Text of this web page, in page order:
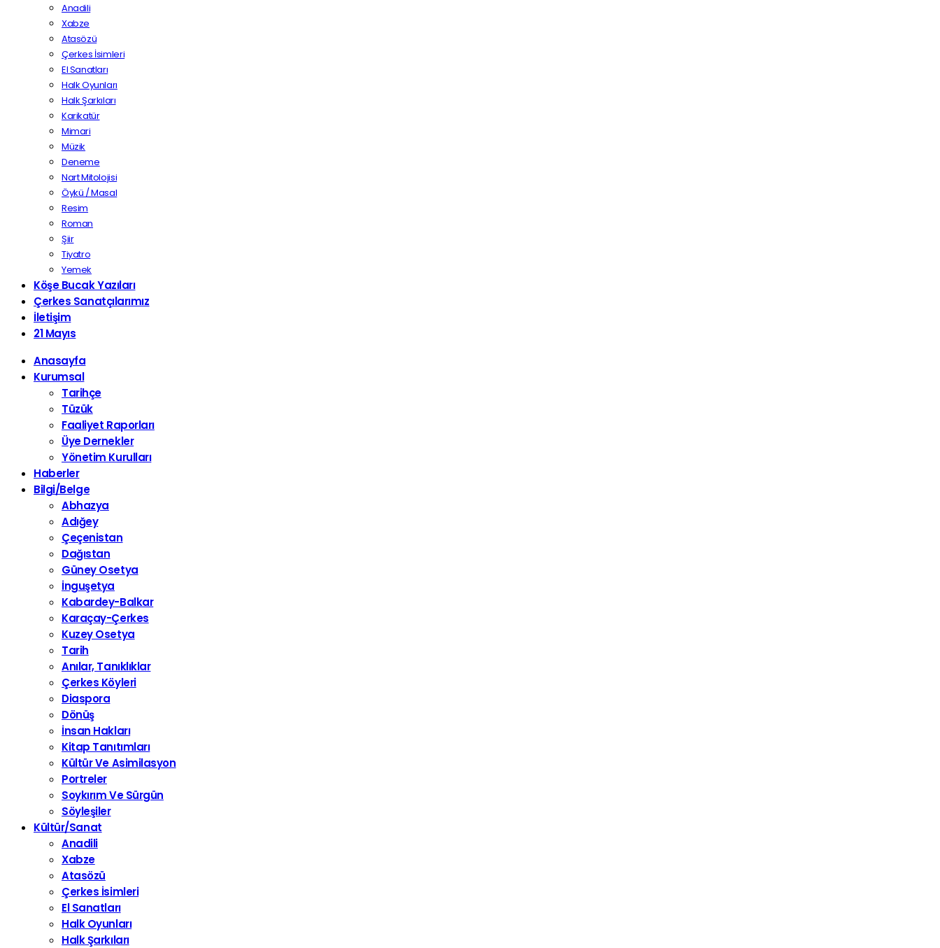
Anadili
Xabze
Atasözü
Çerkes İsimleri
El Sanatları
Halk Oyunları
Halk Şarkıları
Karikatür
Mimari
Müzik
Deneme
Nart Mitolojisi
Öykü / Masal
Resim
Roman
Şiir
Tiyatro
Yemek
Köşe Bucak Yazıları
Çerkes Sanatçılarımız
İletişim
21 Mayıs
Anasayfa
Kurumsal
Tarihçe
Tüzük
Faaliyet Raporları
Üye Dernekler
Yönetim Kurulları
Haberler
Bilgi/Belge
Abhazya
Adığey
Çeçenistan
Dağıstan
Güney Osetya
İnguşetya
Kabardey-Balkar
Karaçay-Çerkes
Kuzey Osetya
Tarih
Anılar, Tanıklıklar
Çerkes Köyleri
Diaspora
Dönüş
İnsan Hakları
Kitap Tanıtımları
Kültür Ve Asimilasyon
Portreler
Soykırım Ve Sürgün
Söyleşiler
Kültür/Sanat
Anadili
Xabze
Atasözü
Çerkes İsimleri
El Sanatları
Halk Oyunları
Halk Şarkıları